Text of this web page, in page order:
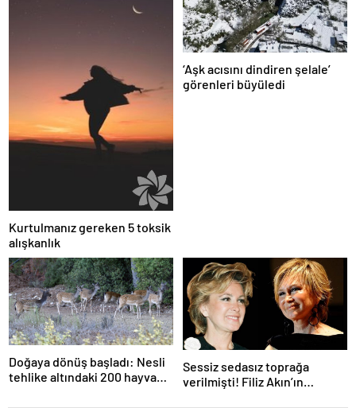
Kurtulmanız gereken 5 toksik
alışkanlık
‘Aşk acısını dindiren şelale’
görenleri büyüledi
Doğaya dönüş başladı: Nesli
tehlike altındaki 200 hayvan
Sessiz sedasız toprağa
verilmişti! Filiz Akın’ın